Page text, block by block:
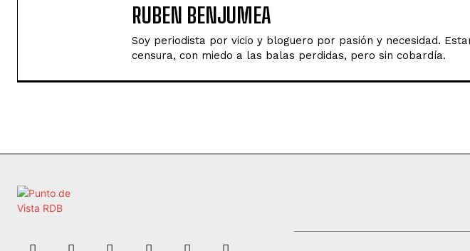
RUBEN BENJUMEA
Soy periodista por vicio y bloguero por pasión y necesidad.
censura, con miedo a las balas perdidas, pero sin cobardía.